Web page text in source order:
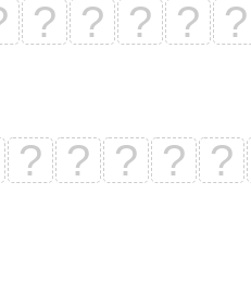
? ? ? ? ?
? ? ? ? ?